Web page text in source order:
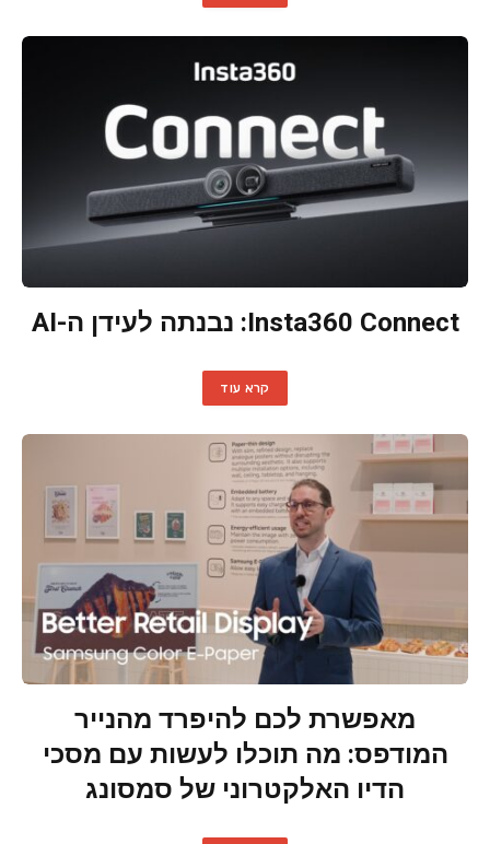
Insta360 Connect: נבנתה לעידן ה-AI
קרא עוד
מאפשרת לכם להיפרד מהנייר
המודפס: מה תוכלו לעשות עם מסכי
הדיו האלקטרוני של סמסונג